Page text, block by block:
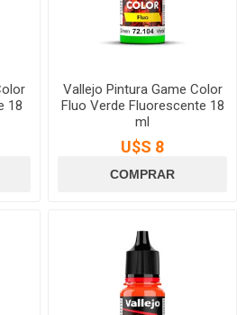
18
Vallejo Pintura Game Color
Fluo Verde Fluorescente 18
ml
U$S 8